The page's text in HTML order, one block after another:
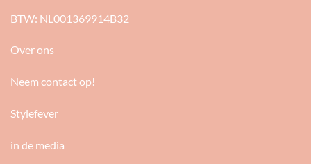
BTW: NL001369914B32
Over ons
Neem contact op!
Stylefever
in de media